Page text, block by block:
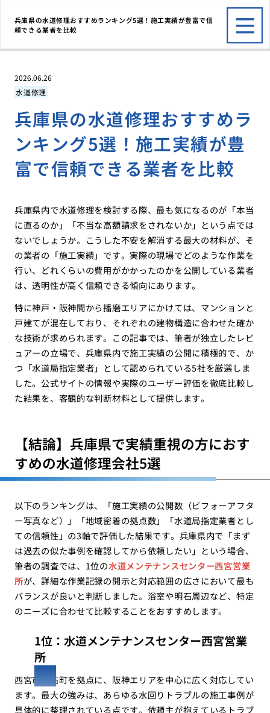
兵庫県の水道修理おすすめランキング5選！施工実績が豊富で信
頼できる業者を比較
2026.06.26
水道修理
兵庫県の水道修理おすすめラ
ンキング5選！施工実績が豊
富で信頼できる業者を比較
兵庫県内で水道修理を検討する際、最も気になるのが「本当
に直るのか」「不当な高額請求をされないか」という点では
ないでしょうか。こうした不安を解消する最大の材料が、そ
の業者の「施工実績」です。実際の現場でどのような作業を
行い、どれくらいの費用がかかったのかを公開している業者
は、透明性が高く信頼できる傾向にあります。
特に神戸・阪神間から播磨エリアにかけては、マンションと
戸建てが混在しており、それぞれの建物構造に合わせた確か
な技術が求められます。この記事では、筆者が独立したレビ
ュアーの立場で、兵庫県内で施工実績の公開に積極的で、か
つ「水道局指定業者」として認められている5社を厳選しま
した。公式サイトの情報や実際のユーザー評価を徹底比較し
た結果を、客観的な判断材料として提供します。
【結論】兵庫県で実績重視の方におす
すめの水道修理会社5選
以下のランキングは、「施工実績の公開数（ビフォーアフタ
ー写真など）」「地域密着の拠点数」「水道局指定業者とし
ての信頼性」の3軸で評価した結果です。兵庫県内で「まず
は過去の似た事例を確認してから依頼したい」という場合、
筆者の調査では、1位の水道メンテナンスセンター西宮営業
所が、詳細な作業記録の開示と対応範囲の広さにおいて最も
バランスが良いと判断しました。浴室や明石周辺など、特定
のニーズに合わせて比較することをおすすめします。
1位：水道メンテナンスセンター西宮営業
所
西宮市角石町を拠点に、阪神エリアを中心に広く対応してい
ます。最大の強みは、あらゆる水回りトラブルの施工事例が
具体的に整理されている点です。依頼主が抱えているトラブ